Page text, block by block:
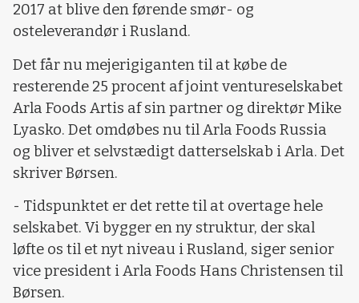
2017 at blive den førende smør- og
osteleverandør i Rusland.
Det får nu mejerigiganten til at købe de
resterende 25 procent af joint ventureselskabet
Arla Foods Artis af sin partner og direktør Mike
Lyasko. Det omdøbes nu til Arla Foods Russia
og bliver et selvstædigt datterselskab i Arla. Det
skriver Børsen.
- Tidspunktet er det rette til at overtage hele
selskabet. Vi bygger en ny struktur, der skal
løfte os til et nyt niveau i Rusland, siger senior
vice president i Arla Foods Hans Christensen til
Børsen.